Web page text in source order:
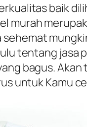
baik
murah
tentang jasa
bagus.
untuk Kamu